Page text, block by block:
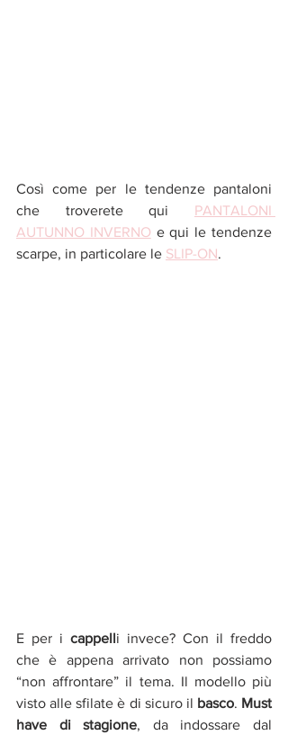
Così come per le tendenze pantaloni
che troverete qui PANTALONI
AUTUNNO INVERNO e qui le tendenze
scarpe, in particolare le SLIP-ON.
E per i cappelli invece? Con il freddo
che è appena arrivato non possiamo
“non affrontare” il tema. Il modello più
visto alle sfilate è di sicuro il basco. Must
have di stagione, da indossare dal